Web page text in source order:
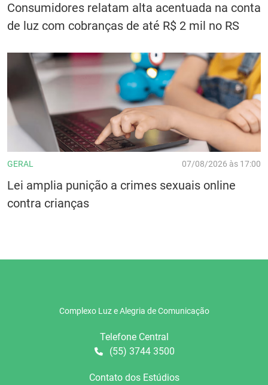
Consumidores relatam alta acentuada na conta
de luz com cobranças de até R$ 2 mil no RS
GERAL 07/08/2026 às 17:00
Lei amplia punição a crimes sexuais online
contra crianças
Complexo Luz e Alegria de Comunicação
Telefone Central
(55) 3744 3500
Contato dos Estúdios